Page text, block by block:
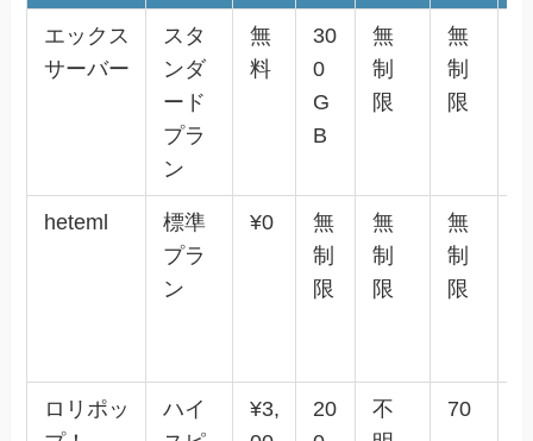
エックス
サーバー
スタ
ンダ
ード
プラ
ン
無
料
30
0
G
B
無
制
限
無
制
限
heteml
標準
プラ
ン
¥0
無
制
限
無
制
限
無
制
限
ロリポッ
ハイ
¥3,
20
不
70